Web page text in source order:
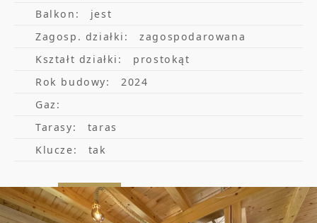
samoczyszczące, woda i prąd.
Działka położona na terenie ROD przy ul.
Władysława Łokietka - 400m2 -jest należycie
zagospodarowana, obsadzona drzewkami i
krzewami tak, aby zapewnić komfort i
wygodę. Dużym atutem jest jej położenie -
zaciszne miejsce z dala od ulicy jak i dojazd
samochodem - miejsca postojowe dla tzw.
działkowiczów, bezpłatne prywatne miejsce
Balkon:
jest
Zagosp. działki:
zagospodarowana
Kształt działki:
prostokąt
Rok budowy:
2024
Gaz:
Tarasy:
taras
Klucze:
tak